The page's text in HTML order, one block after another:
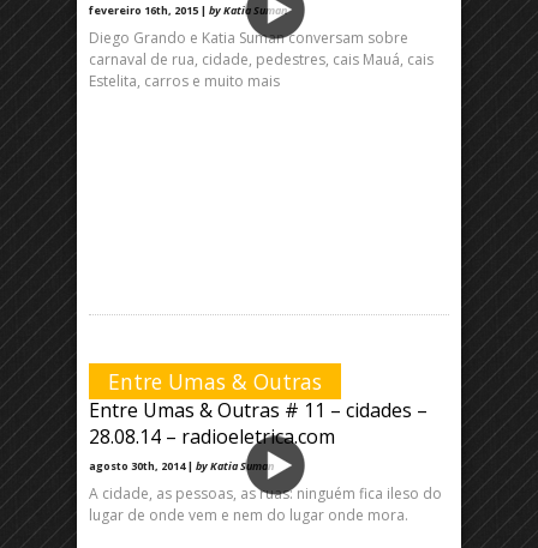
fevereiro 16th, 2015 | by Katia Suman
Diego Grando e Katia Suman conversam sobre
carnaval de rua, cidade, pedestres, cais Mauá, cais
Estelita, carros e muito mais
Entre Umas & Outras
Entre Umas & Outras # 11 – cidades –
28.08.14 – radioeletrica.com
agosto 30th, 2014 | by Katia Suman
A cidade, as pessoas, as ruas: ninguém fica ileso do
lugar de onde vem e nem do lugar onde mora.